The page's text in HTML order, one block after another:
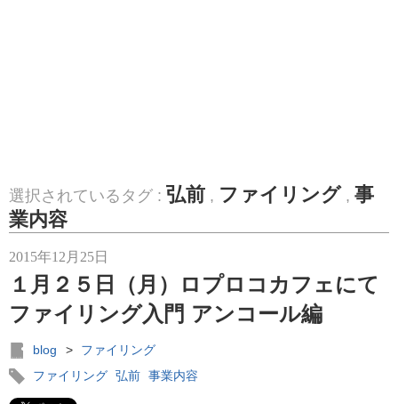
選択されているタグ : 弘前 , ファイリング , 事
業内容
2015年12月25日
１月２５日（月）ロプロコカフェにて
ファイリング入門 アンコール編
blog >
ファイリング
ファイリング 弘前 事業内容